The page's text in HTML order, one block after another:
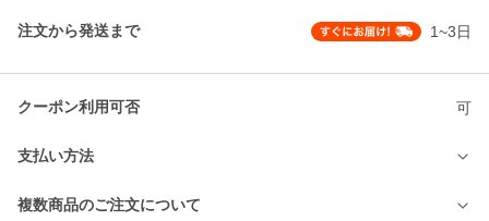
注文から発送まで 1~3日
クーポン利用可否 可
支払い方法
複数商品のご注文について